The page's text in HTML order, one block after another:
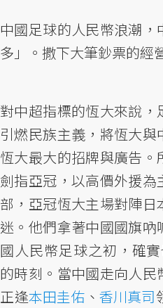
中國足球的人民幣浪潮
多」。撒下大筆鈔票的經
對中超指標的恆大來說
引燃民族主義，將恆大
恆大最大的招牌與廣告
劍指亞冠，以高價外援
部，亞冠恆大主場對陣
迷。他們拿著中國國旗
國人民幣足球之初，確
的時刻。當中國走向人
正逢本田圭佑 、香川真司